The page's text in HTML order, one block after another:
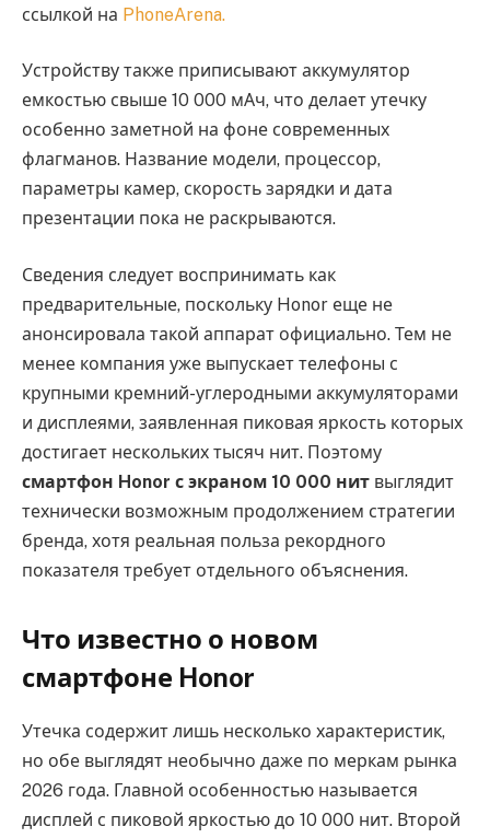
ссылкой на PhoneArena.
Устройству также приписывают аккумулятор
емкостью свыше 10 000 мАч, что делает утечку
особенно заметной на фоне современных
флагманов. Название модели, процессор,
параметры камер, скорость зарядки и дата
презентации пока не раскрываются.
Сведения следует воспринимать как
предварительные, поскольку Honor еще не
анонсировала такой аппарат официально. Тем не
менее компания уже выпускает телефоны с
крупными кремний-углеродными аккумуляторами
и дисплеями, заявленная пиковая яркость которых
достигает нескольких тысяч нит. Поэтому
смартфон Honor с экраном 10 000 нит выглядит
технически возможным продолжением стратегии
бренда, хотя реальная польза рекордного
показателя требует отдельного объяснения.
Что известно о новом
смартфоне Honor
Утечка содержит лишь несколько характеристик,
но обе выглядят необычно даже по меркам рынка
2026 года. Главной особенностью называется
дисплей с пиковой яркостью до 10 000 нит. Второй